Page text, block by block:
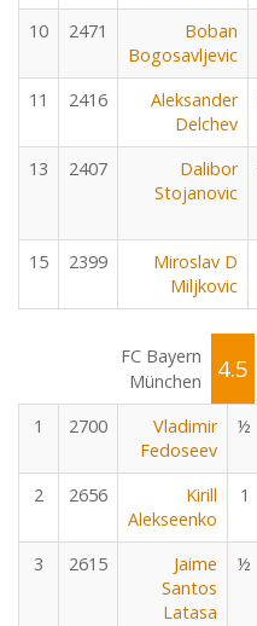
10 2471
Boban
Bogosavljevic
11 2416
Aleksander
Delchev
13 2407
Dalibor
Stojanovic
15 2399
Miroslav D
Miljkovic
FC Bayern
München
4.5
1
2700
Vladimir
Fedoseev
½
2 2656
Kirill
Alekseenko
1
3 2615
Jaime
Santos
Latasa
½